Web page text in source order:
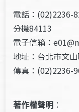
電話：(02)2236-
分機84113
電子信箱：
地址：台北市文
傳真：(02)2236-
著作權聲明 ：